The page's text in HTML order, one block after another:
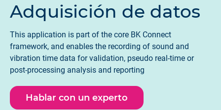
Adquisición de datos
This application is part of the core BK Connect
framework, and enables the recording of sound and
vibration time data for validation, pseudo real-time or
post-processing analysis and reporting
Hablar con un experto